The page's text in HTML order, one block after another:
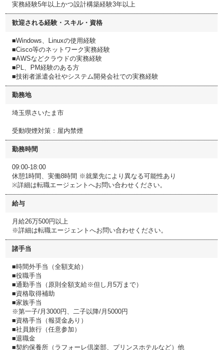
実務経験5年以上かつ設計構築経験3年以上
歓迎される経験・スキル・資格
■Windows、Linuxの使用経験
■Cisco等のネットワーク実務経験
■AWSなどクラウドの実務経験
■PL、PM経験のある方
■技術者派遣会社やシステム開発会社での実務経験
勤務地
埼玉県さいたま市
受動喫煙対策：屋内禁煙
勤務時間
09:00-18:00
休憩1時間、実働8時間 ※就業先により異なる可能性あり
※詳細は転職エージェントへお問い合わせください。
給与
月給26万500円以上
※詳細は転職エージェントへお問い合わせください。
諸手当
■時間外手当（全額支給）
■役職手当
■通勤手当（原則全額支給※但し月5万まで）
■資格取得補助
■家族手当
※第一子/月3000円、二子以降/月5000円
■資格手当（報奨金あり）
■社員旅行（任意参加）
■退職金
■契約保養所（ラフォーレ倶楽部、プリンスホテルなど）他